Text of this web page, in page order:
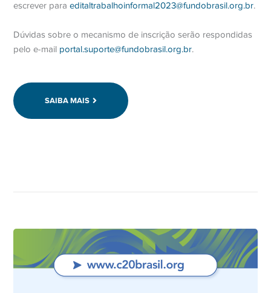
escrever paraeditaltrabalhoinformal2023@fundobrasil.org.br.
Dúvidas sobre o mecanismo de inscrição serão respondidas
pelo e-mail portal.suporte@fundobrasil.org.br.
SAIBA MAIS